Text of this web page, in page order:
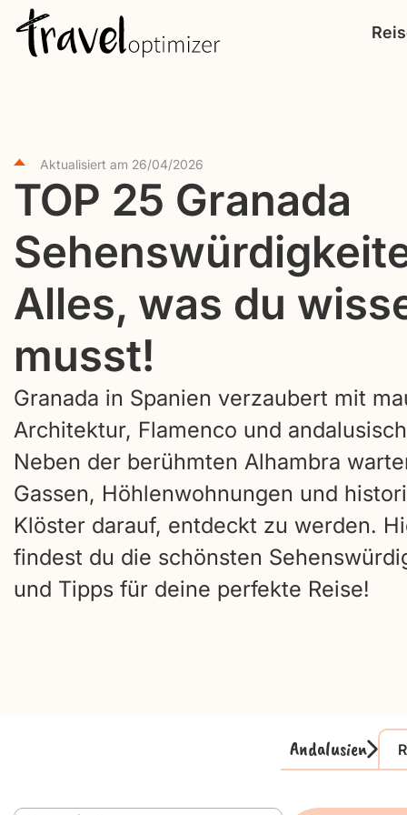
Aktualisiert am 26/04/2026
TOP 25 Granada
Alles, was du
musst!
Granada in Spanien verzaubert mit
Architektur, Flamenco und
Neben der berühmten Alhambra
Gassen, Höhlenwohnungen und
Klöster darauf, entdeckt zu werden.
findest du die schönsten
und Tipps für deine perfekte Reise!
Andalusien